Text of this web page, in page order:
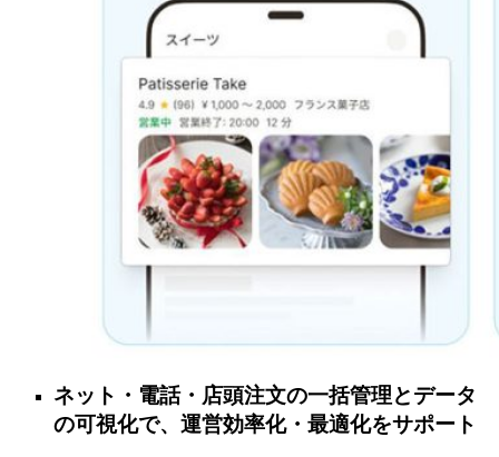
ネット・電話・店頭注文の一括管理とデータ
の可視化で、運営効率化・最適化をサポート